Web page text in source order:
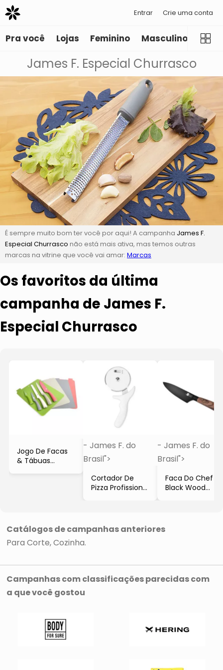
Entrar Crie uma conta
Pra você Lojas Feminino Masculino
James F. Especial Churrasco
É sempre muito bom ter você por aqui! A campanha James F.
Especial Churrasco não está mais ativa, mas temos outras
marcas na vitrine que você vai amar: Marcas
Os favoritos da última
campanha de James F.
Especial Churrasco
Jogo De Facas
& Tábuas
- James F. do
Brasil">
Cortador De
Pizza Profissional
Brasil
- James F. do
Brasil">
Faca Do Chef
Black Wood
Catálogos de campanhas anteriores
Para Corte Cozinha
Campanhas com classificações parecidas com
a que você gostou